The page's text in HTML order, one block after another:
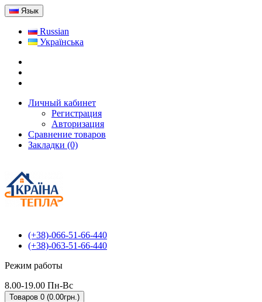
Язык
Russian
Українська
Личный кабинет
Регистрация
Авторизация
Сравнение товаров
Закладки (0)
(+38)-066-51-66-440
(+38)-063-51-66-440
Режим работы
8.00-19.00 Пн-Вс
Товаров 0 (0.00грн.)